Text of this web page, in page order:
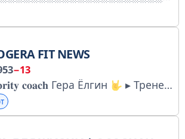
FIT NEWS
−13
𝐜𝐨𝐚𝐜𝐡 Гера Ёлгин ▸ Тренер и Педагог ▸ О моих обучениях ходят легенды | velogera.com Здесь жаркие новости и интересные факты в области фитнеса и персонального тренинга По всем вопросам @zabota_velogera2